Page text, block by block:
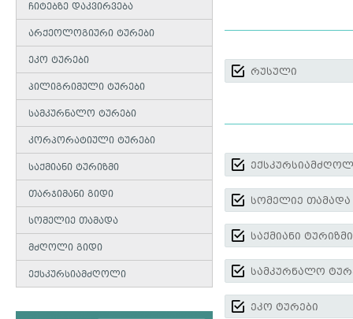
ჩიტებზე დაკვირვება
არქეოლოგიური ტურები
ეკო ტურები
პილიგრიმული ტურები
სამკურნალო ტურები
კორპორატიული ტურები
საქმიანი ტურიზმი
თარჯიმანი გიდი
სომელიე თამადა
მძღოლი გიდი
ექსკურსიამძღოლი
რუსული
სომელიე თამადა
საქმიანი ტურიზმი
სამკურნალო
ეკო ტურები